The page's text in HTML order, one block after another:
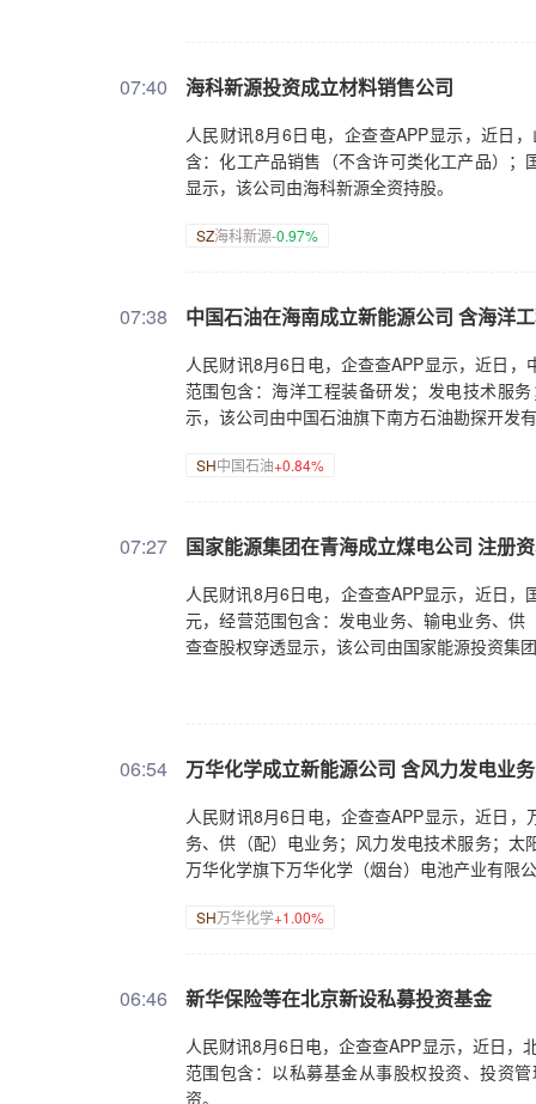
07:40 海科新源投资成立材料销售公司
人民财讯8月6日电，企查查APP显示，近日
含：化工产品销售（不含许可类化工产品）
显示，该公司由海科新源全资持股。
SZ海科新源-0.97%
07:38 中国石油在海南成立新能源公司 含海洋
人民财讯8月6日电，企查查APP显示，近日
范围包含：海洋工程装备研发；发电技术服
示，该公司由中国石油旗下南方石油勘探开发
SH中国石油+0.84%
07:27 国家能源集团在青海成立煤电公司 注册
人民财讯8月6日电，企查查APP显示，近日
元，经营范围包含：发电业务、输电业务、
查查股权穿透显示，该公司由国家能源投资集
06:54 万华化学成立新能源公司 含风力发电业务
人民财讯8月6日电，企查查APP显示，近日
务、供（配）电业务；风力发电技术服务；
万华化学旗下万华化学（烟台）电池产业有限
SH万华化学+1.00%
06:46 新华保险等在北京新设私募投资基金
人民财讯8月6日电，企查查APP显示，近日，
范围包含：以私募基金从事股权投资、投资
资。